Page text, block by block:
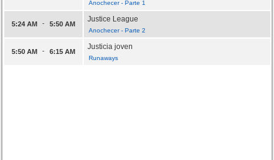
Anochecer - Parte 1
5:24 AM - 5:50 AM
Justice League
Anochecer - Parte 2
5:50 AM - 6:15 AM
Justicia joven
Runaways